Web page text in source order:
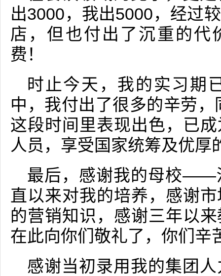
出3000，我出5000，经过
店，但也付出了沉重的代
费！
时止今天，我的实习期
中，我付出了很多的辛劳
这段时间里表现出色，已
人员，享受国家统筹及优厚
最后，感谢我的母校——
直以来对我的培养，感谢
的营销知识，感谢三年以
在此向你们敬礼了，你们辛
感谢当初录用我的集团